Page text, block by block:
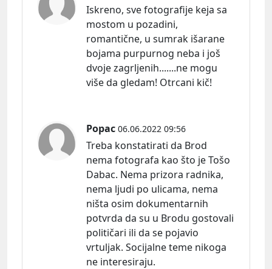
Iskreno, sve fotografije keja sa
mostom u pozadini,
romantične, u sumrak išarane
bojama purpurnog neba i još
dvoje zagrljenih.......ne mogu
više da gledam! Otrcani kič!
Popac 06.06.2022 09:56
Treba konstatirati da Brod
nema fotografa kao što je Tošo
Dabac. Nema prizora radnika,
nema ljudi po ulicama, nema
ništa osim dokumentarnih
potvrda da su u Brodu gostovali
političari ili da se pojavio
vrtuljak. Socijalne teme nikoga
ne interesiraju.